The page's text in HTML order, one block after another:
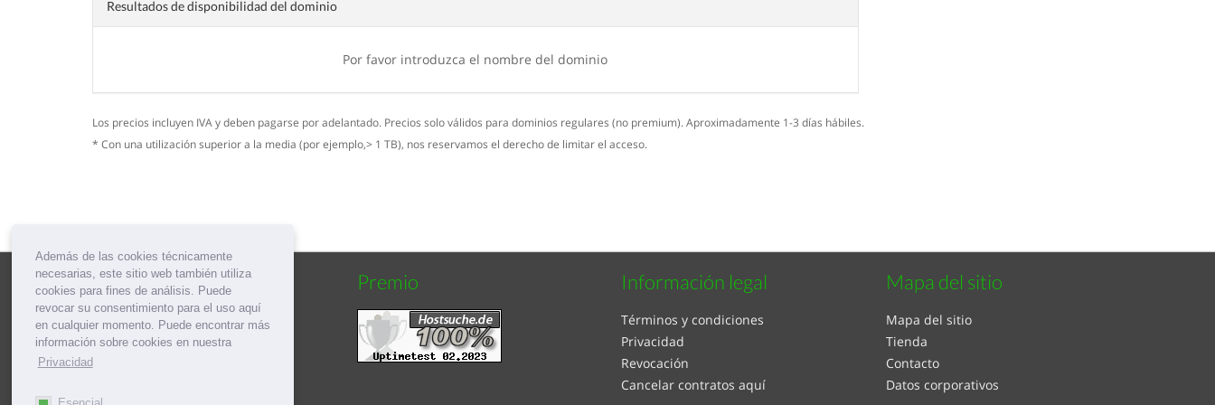
Además de las cookies técnicamente
necesarias, este sitio web también utiliza
cookies para fines de análisis. Puede
revocar su consentimiento para el uso aquí
en cualquier momento. Puede encontrar más
información sobre cookies en nuestra
Privacidad
Resultados de disponibilidad del dominio
Por favor introduzca el nombre del dominio
Los precios incluyen IVA y deben pagarse por adelantado. Precios solo válidos para dominios regulares (no premium). Aproximadamente 1-3 días hábiles.
* Con una utilización superior a la media (por ejemplo,> 1 TB), nos reservamos el derecho de limitar el acceso.
Social Premio Información legal
Términos y condiciones
Privacidad
Revocación
Cancelar contratos aquí
Mapa del sitio
Mapa del sitio
Tienda
Contacto
Datos corporativos